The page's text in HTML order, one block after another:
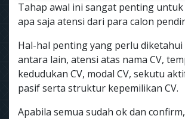
Tahap awal ini sangat penting
apa saja atensi dari para calon
Hal-hal penting yang perlu diketahui
antara lain, atensi atas nama CV,
kedudukan CV, modal CV, sekutu
pasif serta struktur kepemilikan CV.
Apabila semua sudah ok dan